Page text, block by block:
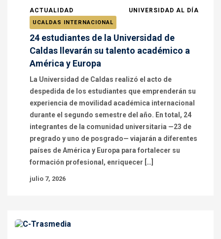
ACTUALIDAD UNIVERSIDAD AL DÍA
UCALDAS INTERNACIONAL
24 estudiantes de la Universidad de
Caldas llevarán su talento académico a
América y Europa
La Universidad de Caldas realizó el acto de
despedida de los estudiantes que emprenderán su
experiencia de movilidad académica internacional
durante el segundo semestre del año. En total, 24
integrantes de la comunidad universitaria —23 de
pregrado y uno de posgrado— viajarán a diferentes
países de América y Europa para fortalecer su
formación profesional, enriquecer […]
julio 7, 2026